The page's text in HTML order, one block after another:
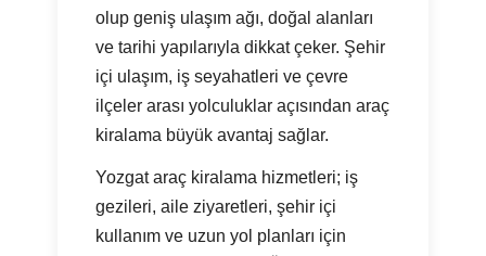
olup geniş ulaşım ağı, doğal alanları
ve tarihi yapılarıyla dikkat çeker. Şehir
içi ulaşım, iş seyahatleri ve çevre
ilçeler arası yolculuklar açısından araç
kiralama büyük avantaj sağlar.
Yozgat araç kiralama hizmetleri; iş
gezileri, aile ziyaretleri, şehir içi
kullanım ve uzun yol planları için